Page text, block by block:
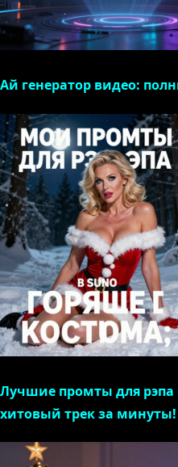
Ай генератор видео:
Лучшие промты для рэпа
хитовый трек за минуты!